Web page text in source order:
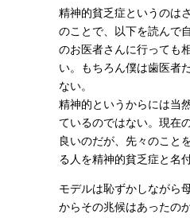
精神的貧乏症というのは
のことで、以下を読んで
のお医者さんに行っても
い。もちろん僕は歯医者
ない。
精神的というからには当
ているのではない。現在
良いのだが、先々のこと
る人を精神的貧乏症と名
モデルは恥ずかしながら
からその兆候はあったの